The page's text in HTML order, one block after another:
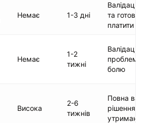
Немає 1-3 дні
Валідація
та
платити
Немає
1-2
тижні
Валідація
проблеми
болю
Висока
2-6
тижнів
Повна
рішення та
утримання